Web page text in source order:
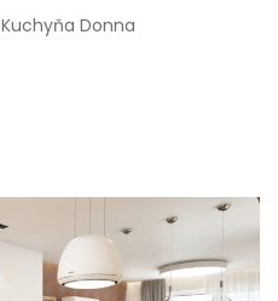
Kuchyňa Donna